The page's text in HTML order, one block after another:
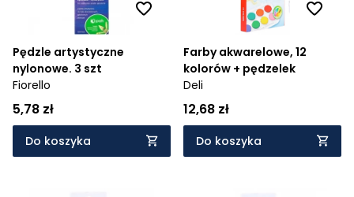
Pędzle artystyczne
nylonowe. 3 szt
Fiorello
5,78 zł
Do koszyka
Farby akwarelowe, 12
kolorów + pędzelek
Deli
12,68 zł
Do koszyka